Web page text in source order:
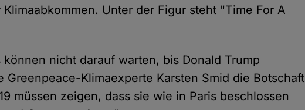
Unter der Figur steht "Time For A
nicht darauf warten, bis Donald Trump
Greenpeace-Klimaexperte Karsten Smid die Botschaft
müssen zeigen, dass sie wie in Paris beschlossen